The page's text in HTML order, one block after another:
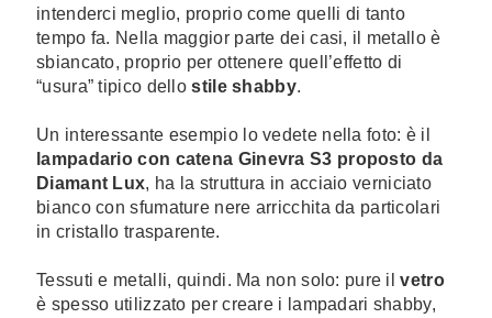
intenderci meglio, proprio come quelli di tanto
tempo fa. Nella maggior parte dei casi, il metallo è
sbiancato, proprio per ottenere quell’effetto di
“usura” tipico dellostile shabby.
Un interessante esempio lo vedete nella foto: è il
lampadario con catena Ginevra S3 proposto da
Diamant Lux, ha la struttura in acciaio verniciato
bianco con sfumature nere arricchita da particolari
in cristallo trasparente.
Tessuti e metalli, quindi. Ma non solo: pure ilvetro
è spesso utilizzato per creare i lampadari shabby,